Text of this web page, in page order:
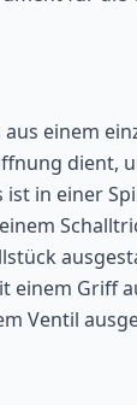
einem
dient,
in einer
Griff
Ventil